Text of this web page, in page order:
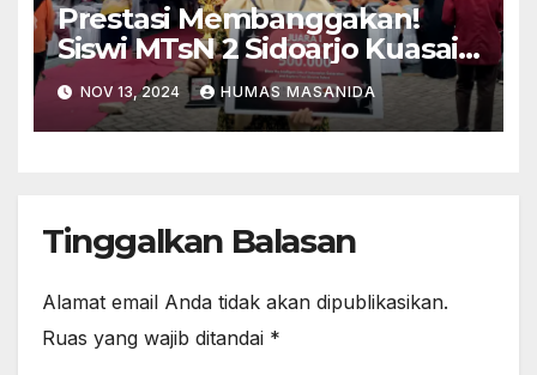
Prestasi Membanggakan!
Siswi MTsN 2 Sidoarjo Kuasai
Olimpiade DAFI SE Jawa
Timur
NOV 13, 2024 HUMAS MASANIDA
Tinggalkan Balasan
Alamat email Anda tidak akan dipublikasikan.
Ruas yang wajib ditandai *